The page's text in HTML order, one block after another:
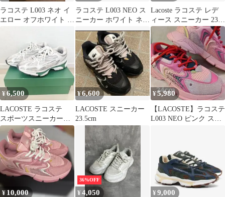
ラコステ L003 ネオ イ
エロー オフホワイト カ
ラコステ L003 NEO ス
ニーカー ホワイト ネイ
ビー 23.5cm
Lacoste ラコステ レデ
ィース スニーカー 23.5
cm
¥6,500
LACOSTE ラコステ
スポーツスニーカー
アダムエロペ
23.5cm
¥6,600
LACOSTE スニーカー
23.5cm
¥5,980
【LACOSTE】ラコステ
L003 NEO ピンク スニ
¥10,000
36%OFF
¥4,050 ¥9,000